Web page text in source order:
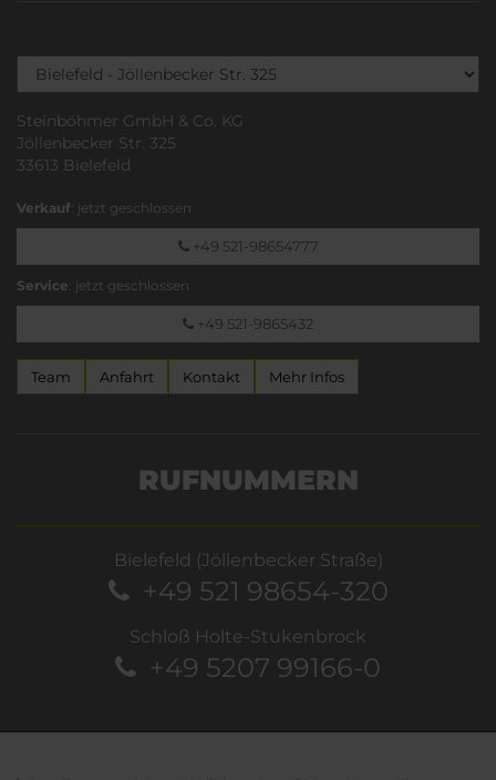
Steinböhmer GmbH & Co. KG
Jöllenbecker Str. 325
33613 Bielefeld
Verkauf: jetzt geschlossen
+49 521-98654777
Service: jetzt geschlossen
+49 521-9865432
Team Anfahrt Kontakt Mehr Infos
RUFNUMMERN
Bielefeld (Jöllenbecker Straße)
+49 521 98654-320
Schloß Holte-Stukenbrock
+49 5207 99166-0